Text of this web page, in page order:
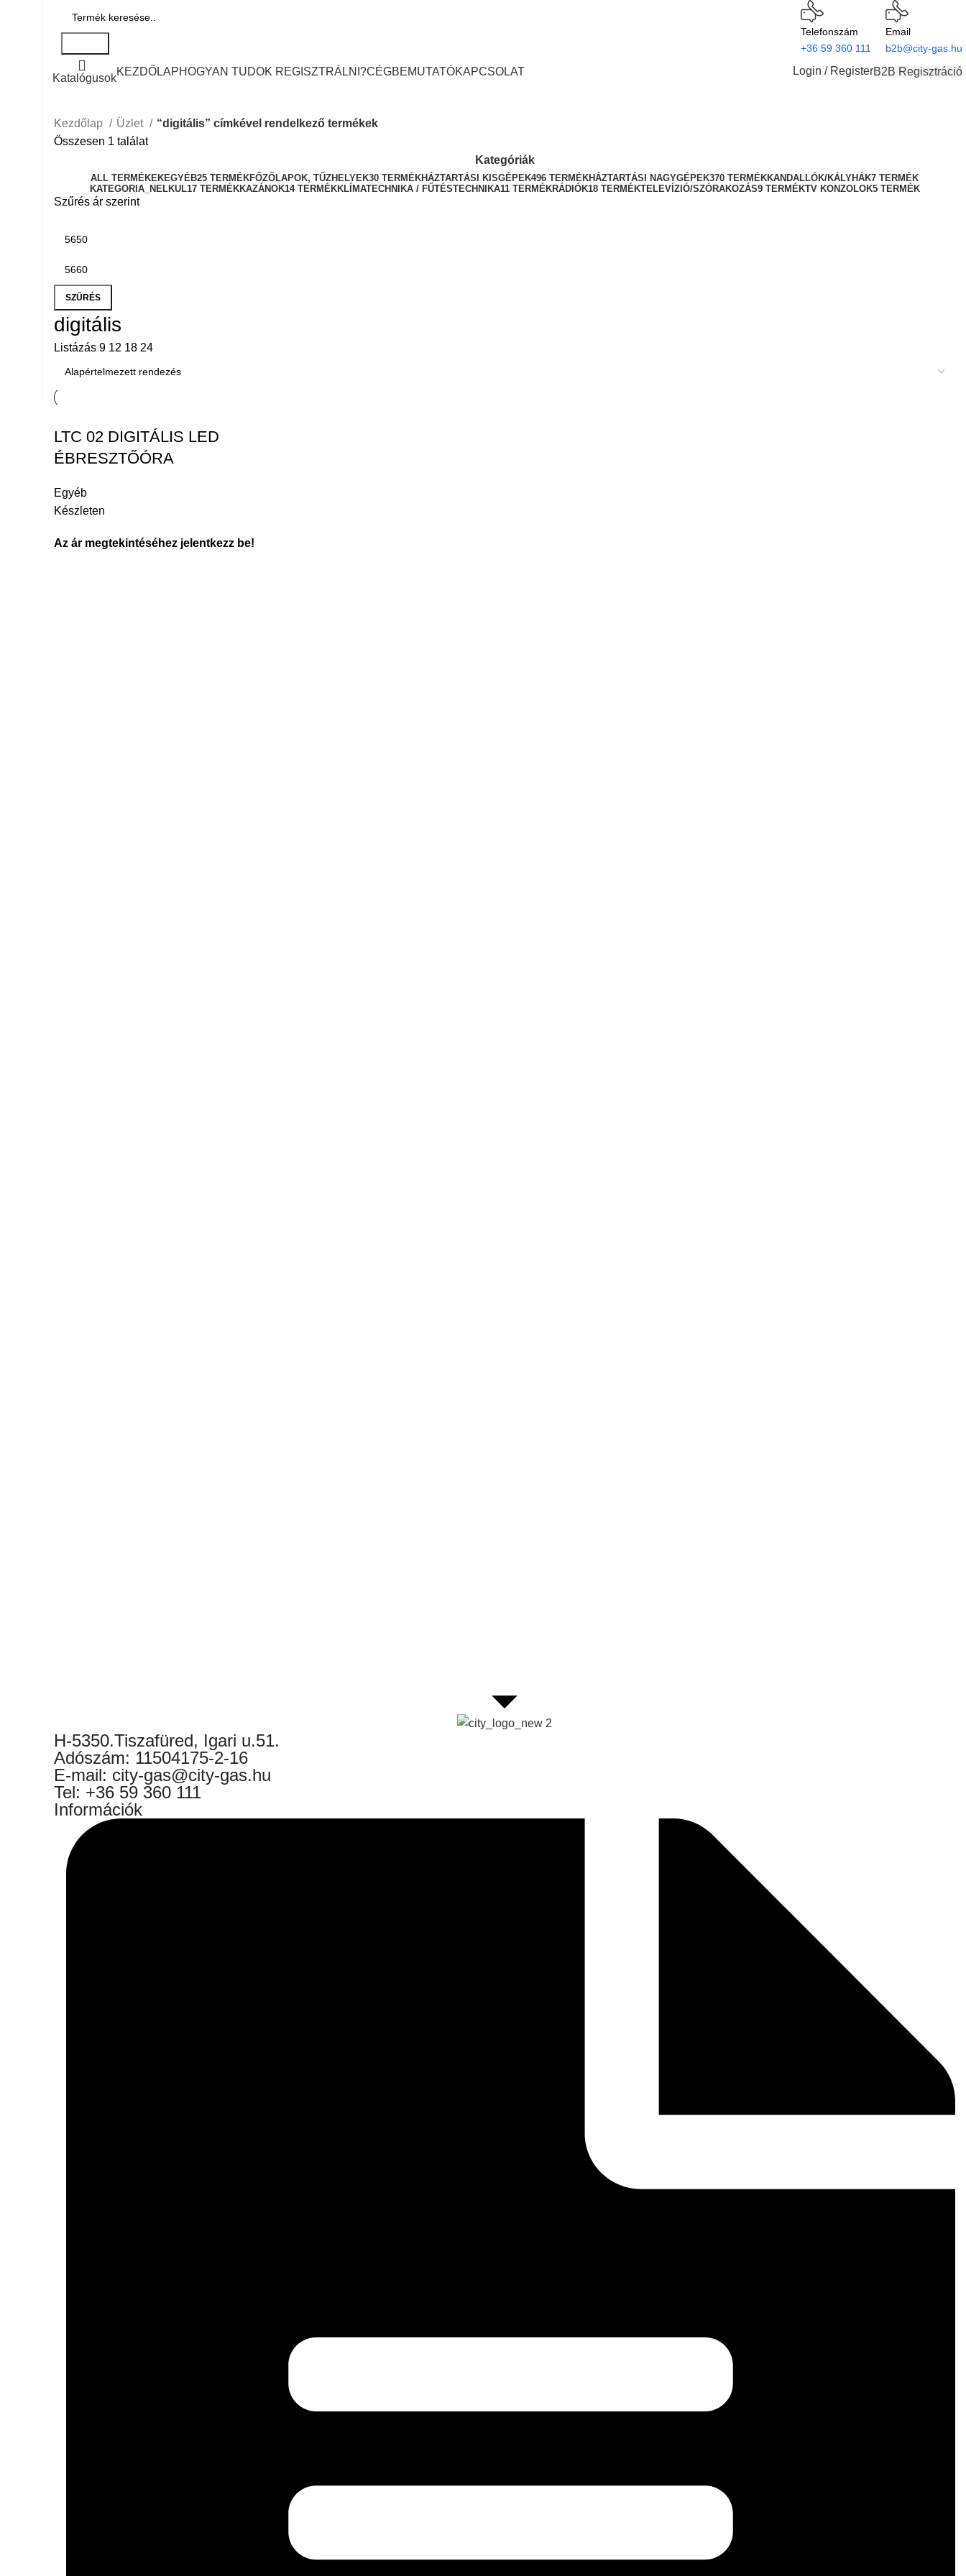
Telefonszám
+36 59 360 111
Email
b2b@city-gas.hu
Katalógusok
KEZDŐLAPHOGYAN TUDOK REGISZTRÁLNI?CÉGBEMUTATÓKAPCSOLAT Login / RegisterB2B Regisztráció
Kezdőlap Üzlet
“digitális” címkével rendelkező termékek
Összesen 1 találat
Kategóriák
ALL TERMÉKEKEGYÉB25 TERMÉKFŐZŐLAPOK, TŰZHELYEK30 TERMÉKHÁZTARTÁSI KISGÉPEK496 TERMÉKHÁZTARTÁSI NAGYGÉPEK370 TERMÉKKANDALLÓK/KÁLYHÁK7 TERMÉK
KATEGORIA_NELKUL17 TERMÉKKAZÁNOK14 TERMÉKKLÍMATECHNIKA / FŰTÉSTECHNIKA11 TERMÉKRÁDIÓK18 TERMÉKTELEVÍZIÓ/SZÓRAKOZÁS9 TERMÉKTV KONZOLOK5 TERMÉK
Szűrés ár szerint
SZŰRÉS
digitális
Listázás 9 12 18 24
LTC 02 DIGITÁLIS LED
ÉBRESZTŐÓRA
Egyéb
Készleten
Az ár megtekintéséhez jelentkezz be!
H-5350.Tiszafüred, Igari u.51.
Adószám: 11504175-2-16
E-mail: city-gas@city-gas.hu
Tel: +36 59 360 111
Információk